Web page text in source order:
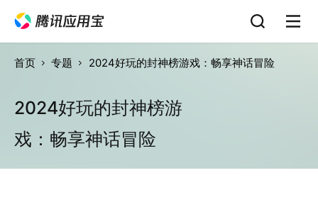
首页 专题 2024好玩的封神榜游戏：畅享神话冒险
2024好玩的封神榜游
戏：畅享神话冒险